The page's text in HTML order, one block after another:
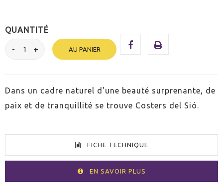
QUANTITÉ
AU PANIER
Dans un cadre naturel d'une beauté surprenante, de
paix et de tranquillité se trouve Costers del Sió.
FICHE TECHNIQUE
EN SAVOIR PLUS